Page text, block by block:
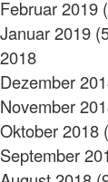
Februar 2019
Januar 2019
2018
Dezember
November
Oktober 2018
September